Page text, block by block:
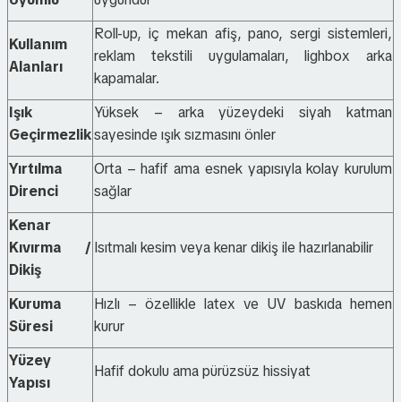
Kullanım
Alanları
Roll-up, iç mekan afiş, pano, sergi sistemleri,
reklam tekstili uygulamaları, lighbox arka
kapamalar.
Işık
Geçirmezlik
Yüksek – arka yüzeydeki siyah katman
sayesinde ışık sızmasını önler
Yırtılma
Direnci
Orta – hafif ama esnek yapısıyla kolay kurulum
sağlar
Kenar
Kıvırma /
Dikiş
Isıtmalı kesim veya kenar dikiş ile hazırlanabilir
Kuruma
Süresi
Hızlı – özellikle latex ve UV baskıda hemen
kurur
Yüzey
Yapısı
Hafif dokulu ama pürüzsüz hissiyat